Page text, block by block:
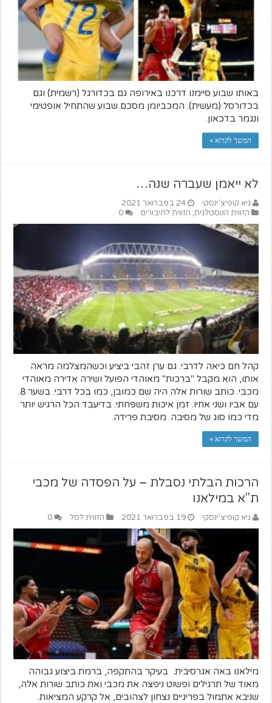
באותו שבוע סיימנו דרכנו באירופה גם בכדורגל (רשמית) וגם
בכדורסל (מעשית). המכביומן מסכם שבוע שהתחיל אופטימי
ונגמר בדכאון.
המשך לקרוא »
לא ייאמן שעברה שנה…
גיא קופיצ'ינסקי
24 בפברואר 2021
הזווית הנוסטלגית, הזווית לחיבורים 0
קהל חם כיאה לדרבי. גם ערן זהבי ביציע וכשהמצלמה מראה
אותו, הוא מקבל "ברכות" מאוהדי הפועל ושירה אדירה מאוהדי
מכבי. כותב שורות אלה היה שם כמובן, כמו בכל דרבי. בשער 8.
עם אביו ושני אחיו. זמן איכות משפחתי. בדיעבד הכל הרגיש יותר
מדי כמו סוג של מסיבה. מסיבת פרידה.
המשך לקרוא »
הרכות הבלתי נסבלת – על הפסדה של מכבי
ת"א במילאנו
גיא קופיצ'ינסקי 19 בפברואר 2021 הזווית לסל 0
מילאנו באה אגרסיבית. בעיקר בהתקפה, ברמת ביצוע גבוהה
מאוד של תרגילים ופשוט ניפצה את מכבי ואת כותב שורות אלה,
שניבא אתמול בפריגיים נצחון לצהובים, אל קרקע המציאות.